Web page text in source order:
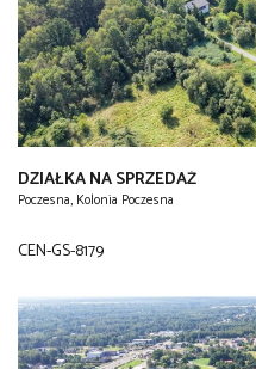
DZIAŁKA NA SPRZEDAŻ
Poczesna, Kolonia Poczesna
CEN-GS-8179